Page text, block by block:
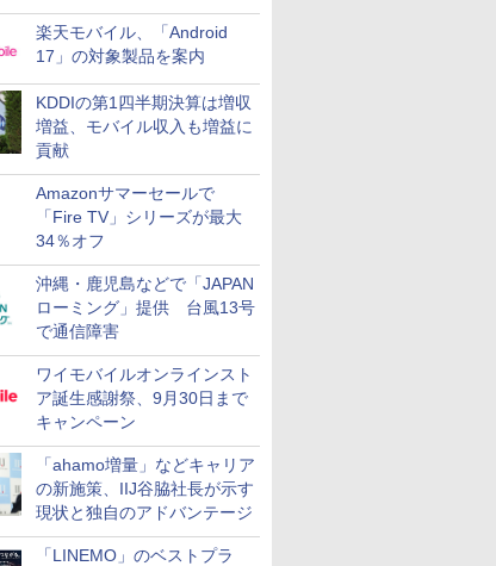
楽天モバイル、「Android
17」の対象製品を案内
KDDIの第1四半期決算は増収
増益、モバイル収入も増益に
貢献
Amazonサマーセールで
「Fire TV」シリーズが最大
34％オフ
沖縄・鹿児島などで「JAPAN
ローミング」提供 台風13号
で通信障害
ワイモバイルオンラインスト
ア誕生感謝祭、9月30日まで
キャンペーン
「ahamo増量」などキャリア
の新施策、IIJ谷脇社長が示す
現状と独自のアドバンテージ
「LINEMO」のベストプラ